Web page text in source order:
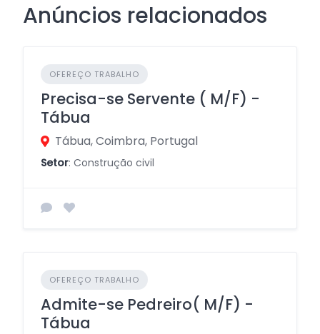
Anúncios relacionados
OFEREÇO TRABALHO
Precisa-se Servente ( M/F) -
Tábua
Tábua, Coimbra, Portugal
Setor: Construção civil
OFEREÇO TRABALHO
Admite-se Pedreiro( M/F) -
Tábua